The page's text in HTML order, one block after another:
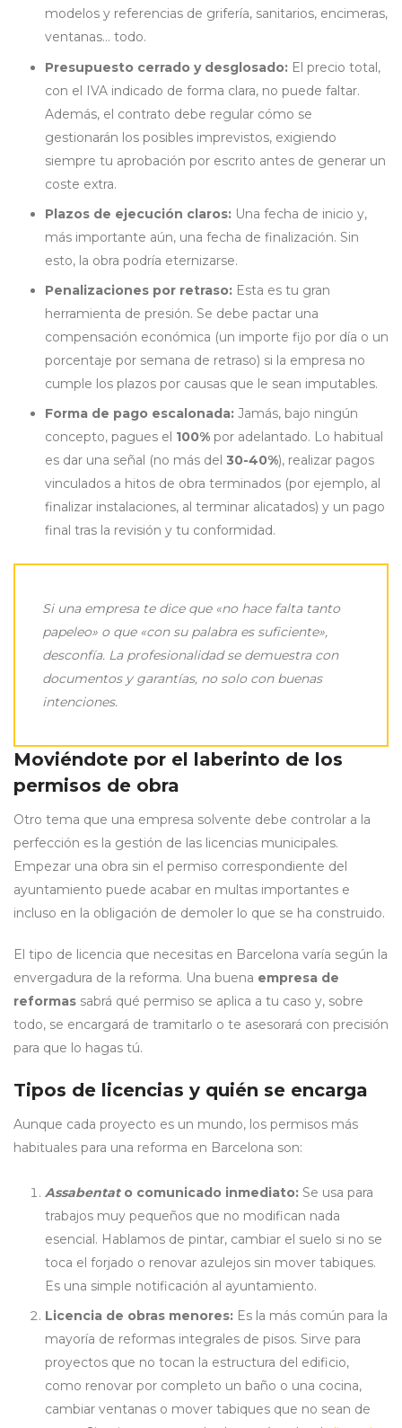
modelos y referencias de grifería, sanitarios, encimeras,
ventanas… todo.
Presupuesto cerrado y desglosado: El precio total,
con el IVA indicado de forma clara, no puede faltar.
Además, el contrato debe regular cómo se
gestionarán los posibles imprevistos, exigiendo
siempre tu aprobación por escrito antes de generar un
coste extra.
Plazos de ejecución claros: Una fecha de inicio y,
más importante aún, una fecha de finalización. Sin
esto, la obra podría eternizarse.
Penalizaciones por retraso: Esta es tu gran
herramienta de presión. Se debe pactar una
compensación económica (un importe fijo por día o un
porcentaje por semana de retraso) si la empresa no
cumple los plazos por causas que le sean imputables.
Forma de pago escalonada: Jamás, bajo ningún
concepto, pagues el 100% por adelantado. Lo habitual
es dar una señal (no más del 30-40%), realizar pagos
vinculados a hitos de obra terminados (por ejemplo, al
finalizar instalaciones, al terminar alicatados) y un pago
final tras la revisión y tu conformidad.
Si una empresa te dice que «no hace falta tanto
papeleo» o que «con su palabra es suficiente»,
desconfía. La profesionalidad se demuestra con
documentos y garantías, no solo con buenas
intenciones.
Moviéndote por el laberinto de los
permisos de obra
Otro tema que una empresa solvente debe controlar a la
perfección es la gestión de las licencias municipales.
Empezar una obra sin el permiso correspondiente del
ayuntamiento puede acabar en multas importantes e
incluso en la obligación de demoler lo que se ha construido.
El tipo de licencia que necesitas en Barcelona varía según la
envergadura de la reforma. Una buena empresa de
reformas sabrá qué permiso se aplica a tu caso y, sobre
todo, se encargará de tramitarlo o te asesorará con precisión
para que lo hagas tú.
Tipos de licencias y quién se encarga
Aunque cada proyecto es un mundo, los permisos más
habituales para una reforma en Barcelona son:
Assabentato comunicado inmediato: Se usa para
trabajos muy pequeños que no modifican nada
esencial. Hablamos de pintar, cambiar el suelo si no se
toca el forjado o renovar azulejos sin mover tabiques.
Es una simple notificación al ayuntamiento.
Licencia de obras menores: Es la más común para la
mayoría de reformas integrales de pisos. Sirve para
proyectos que no tocan la estructura del edificio,
como renovar por completo un baño o una cocina,
cambiar ventanas o mover tabiques que no sean de